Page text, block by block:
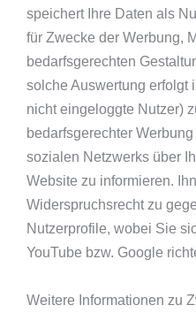
speichert Ihre Daten als
für Zwecke der Werbung,
bedarfsgerechten
solche Auswertung erfolgt
nicht eingeloggte Nutzer)
bedarfsgerechter
sozialen Netzwerks über
Website zu informieren.
Widerspruchsrecht zu
Nutzerprofile, wobei Sie
YouTube bzw. Google
Weitere Informationen zu